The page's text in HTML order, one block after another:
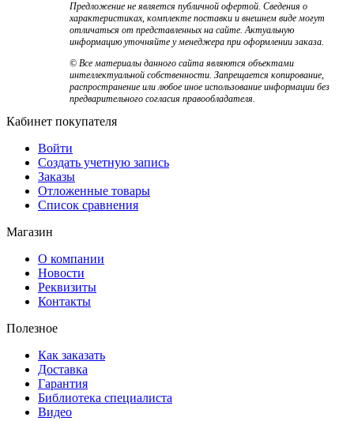
Предложение не является публичной офертой. Сведения о
характеристиках, комплекте поставки и внешнем виде могут
отличаться от представленных на сайте. Актуальную
информацию уточняйте у менеджера при оформлении заказа.
© Все материалы данного сайта являются объектами
интеллектуальной собственности. Запрещается копирование,
распространение или любое иное использование информации без
предварительного согласия правообладателя.
Кабинет покупателя
Войти
Создать учетную запись
Заказы
Отложенные товары
Список сравнения
Магазин
О компании
Новости
Реквизиты
Контакты
Полезное
Как заказать
Доставка
Гарантия
Библиотека специалиста
Видео